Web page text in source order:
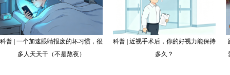
科普 | 一个加速眼睛报废的坏习惯，很
多人天天干（不是熬夜）
科普 | 近视手术后，你的好视力能保持
多久？